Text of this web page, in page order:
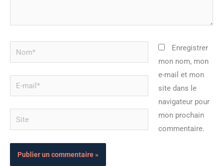
Nom*
mail*
Site
Enregistrer
mon nom, mon
e-mail et mon
site dans le
navigateur pour
mon prochain
commentaire.